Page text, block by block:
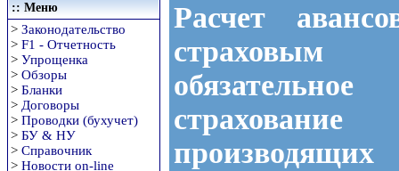
:: Меню
> Законодательство
> F1 - Отчетность
> Упрощенка
> Обзоры
> Бланки
> Договоры
> Проводки (бухучет)
> БУ & НУ
> Справочник
> Новости on-line
Расчет